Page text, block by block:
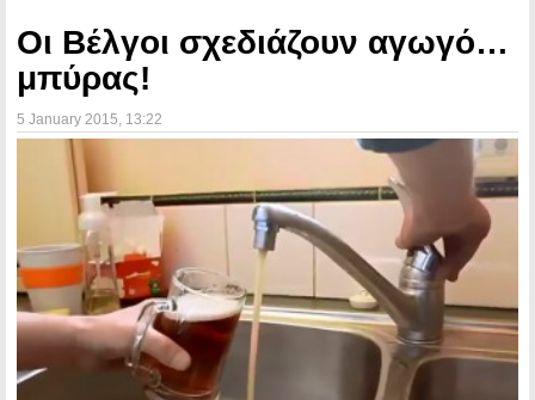
Οι Βέλγοι σχεδιάζουν αγωγό…
μπύρας!
5 January 2015 , 13:22